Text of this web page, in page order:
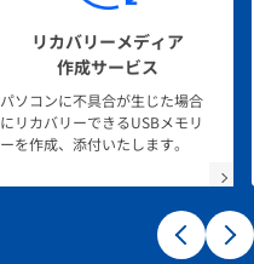
リカバリーメディア
作成サービス
パソコンに不具合が生じた場合
にリカバリーできるUSBメモリ
ーを作成、添付いたします。